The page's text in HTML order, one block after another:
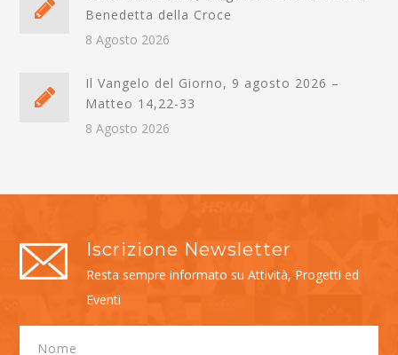
Benedetta della Croce
8 Agosto 2026
Il Vangelo del Giorno, 9 agosto 2026 –
Matteo 14,22-33
8 Agosto 2026
Iscrizione Newsletter
Resta sempre informato su Attività, Progetti ed
Eventi